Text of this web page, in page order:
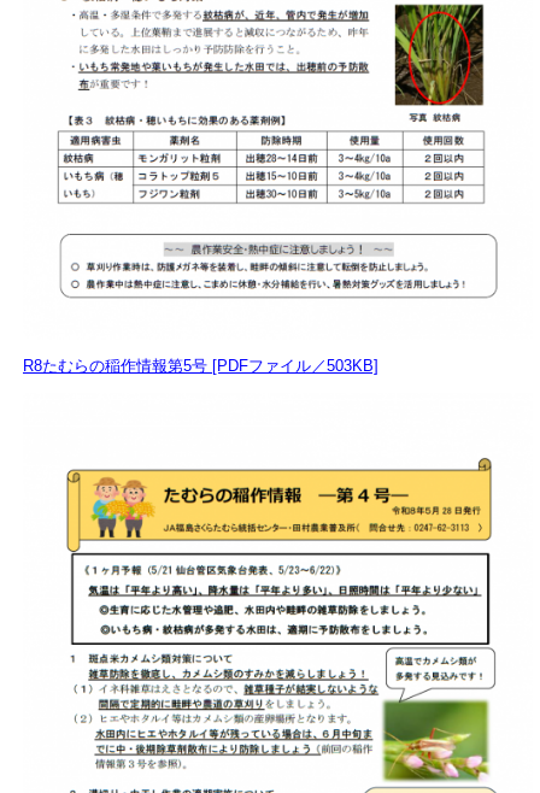
R8たむらの稲作情報第5号 [PDFファイル／503KB]